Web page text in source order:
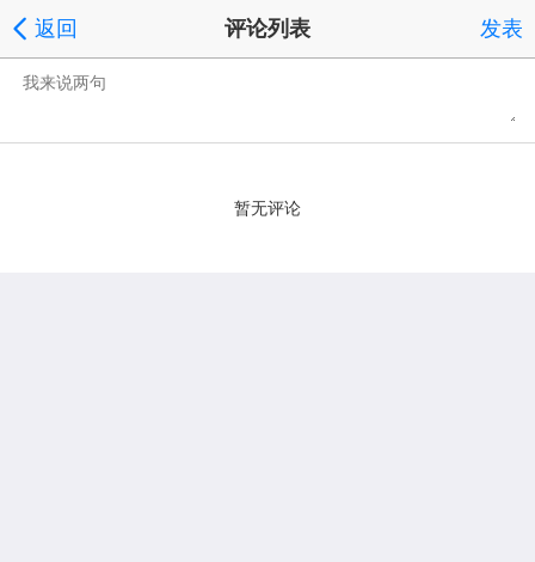
返回 评论列表 发表
暂无评论